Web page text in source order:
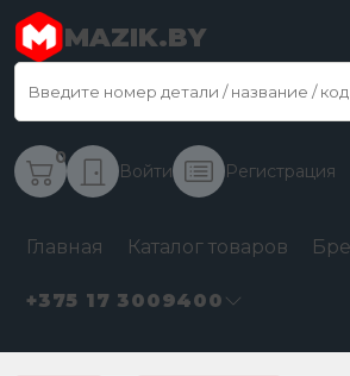
MAZIK.BY
0
Войти Регистрация
Главная Каталог товаров
+375 17 3009400